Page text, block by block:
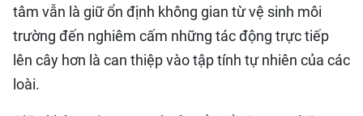
tâm vẫn là giữ ổn định không gian từ vệ sinh môi
trường đến nghiêm cấm những tác động trực tiếp
lên cây hơn là can thiệp vào tập tính tự nhiên của các
loài.